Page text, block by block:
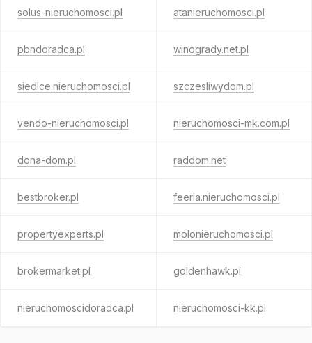
solus-nieruchomosci.pl atanieruchomosci.pl
pbndoradca.pl winogrady.net.pl
siedlce.nieruchomosci.pl szczesliwydom.pl
vendo-nieruchomosci.pl nieruchomosci-mk.com.pl
dona-dom.pl raddom.net
bestbroker.pl feeria.nieruchomosci.pl
propertyexperts.pl molonieruchomosci.pl
brokermarket.pl goldenhawk.pl
nieruchomoscidoradca.pl nieruchomosci-kk.pl